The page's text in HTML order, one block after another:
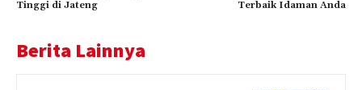
Tinggi di Jateng
Terbaik Idaman Anda
Berita Lainnya